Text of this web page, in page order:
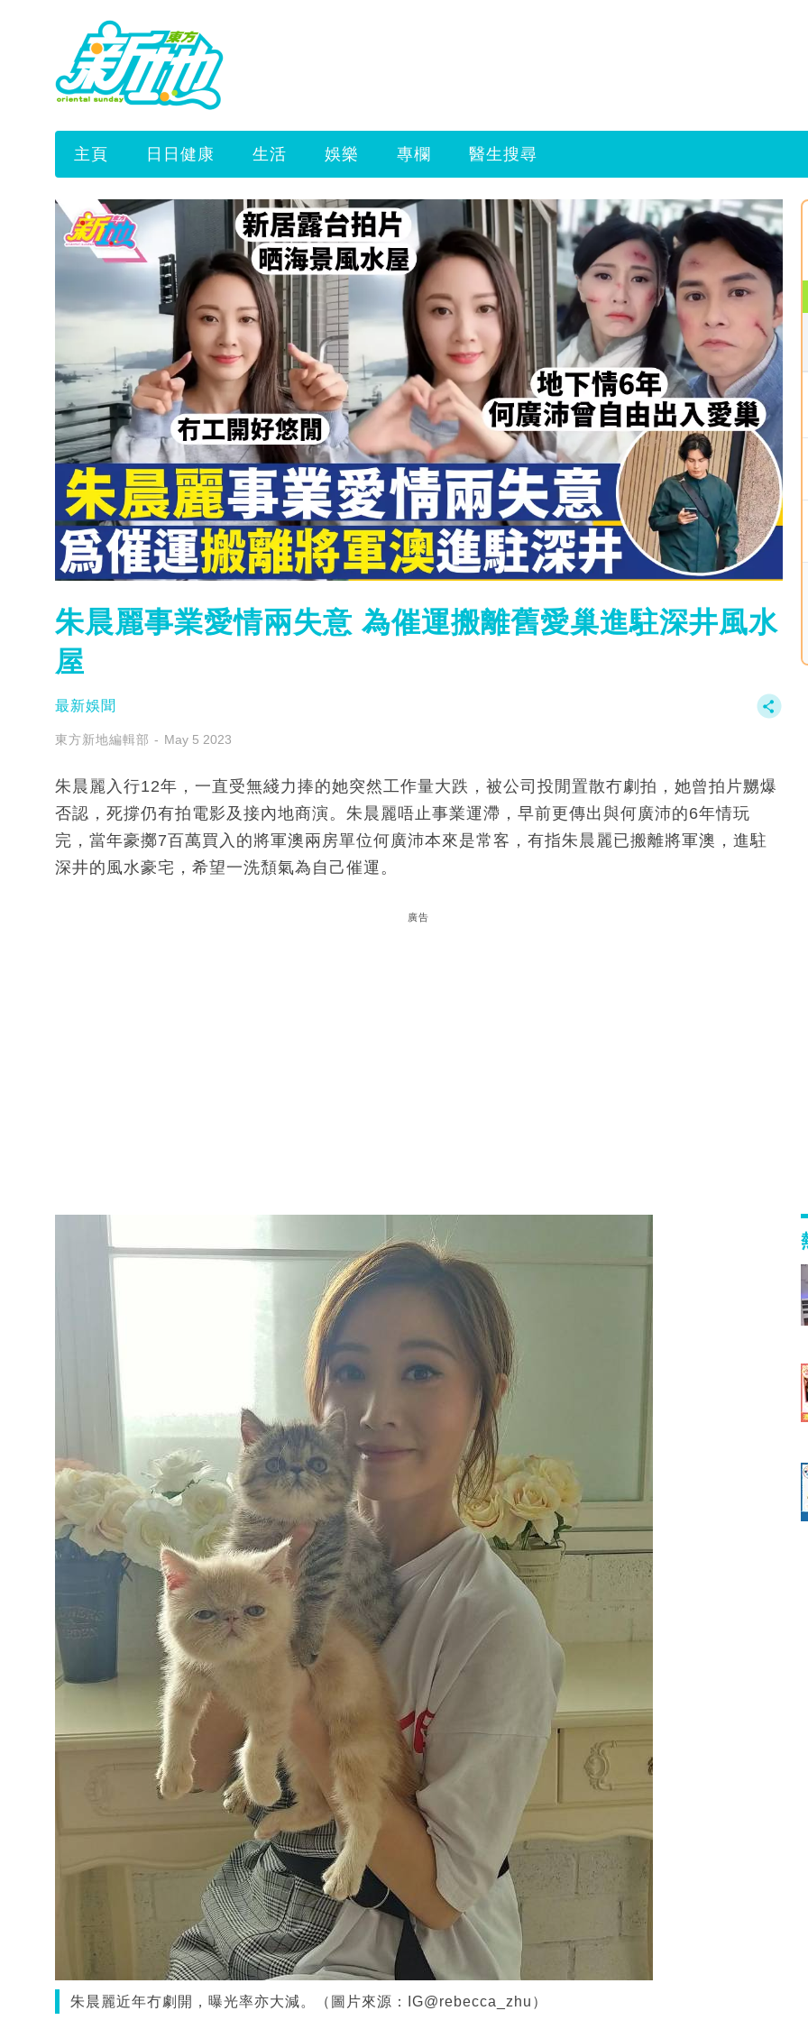
主頁 日日健康 生活 娛樂 專欄 醫生搜尋
朱晨麗事業愛情兩失意 為催運搬離舊愛巢進駐深井風水
屋
最新娛聞
東方新地編輯部 May 5 2023
朱晨麗入行12年，一直受無綫力捧的她突然工作量大跌，被公司投閒置散冇劇拍，她曾拍片嬲爆
否認，死撐仍有拍電影及接內地商演。朱晨麗唔止事業運滯，早前更傳出與何廣沛的6年情玩
完，當年豪擲7百萬買入的將軍澳兩房單位何廣沛本來是常客，有指朱晨麗已搬離將軍澳，進駐
深井的風水豪宅，希望一洗頹氣為自己催運。
廣告
朱晨麗近年冇劇開，曝光率亦大減。（圖片來源：IG@rebecca_zhu）